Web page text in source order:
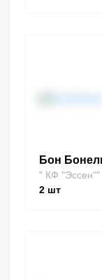
Бон
" КФ "Эссен""
2 шт